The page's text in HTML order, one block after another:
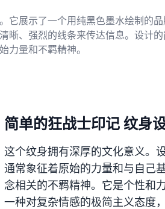
它展示了一个用纯黑色墨水绘制的
晰、强烈的线条来传达信息。设计
力量和不羁精神。
简单的狂战士印记 纹身
这个纹身拥有深厚的文化意义。
通常象征着原始的力量和与自己
念相关的不羁精神。它是个性和
一种对复杂情感的极简主义态度